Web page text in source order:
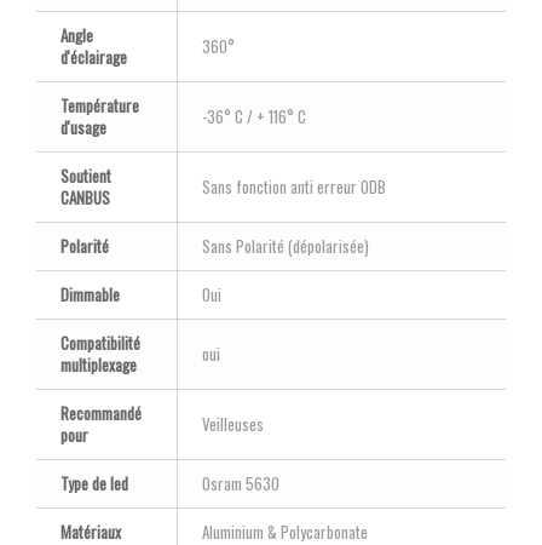
Angle
d'éclairage
360°
Température
d'usage
-36° C / + 116° C
Soutient
CANBUS
Sans fonction anti erreur ODB
Polarité
Sans Polarité (dépolarisée)
Dimmable
Oui
Compatibilité
multiplexage
oui
Recommandé
pour
Veilleuses
Type de led
Osram 5630
Matériaux
Aluminium & Polycarbonate